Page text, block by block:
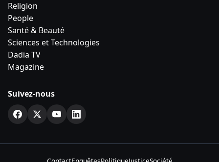
Religion
People
Santé & Beauté
Sciences et Technologies
Dadia TV
Magazine
Suivez-nous